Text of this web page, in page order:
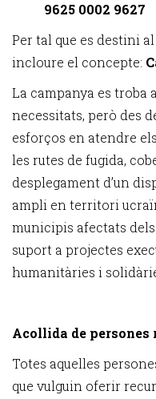
9625 0002 9627
Per tal que es destini
incloure el concepte:
La campanya es troba
necessitats, però des
esforços en atendre
les rutes de fugida,
desplegament d’un
ampli en territori
municipis afectats
suport a projectes
humanitàries i
Acollida de persones
Totes aquelles
que vulguin oferir